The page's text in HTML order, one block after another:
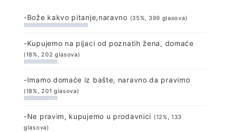
-Bože kakvo pitanje,naravno (35%, 399 glasova)
-Kupujemo na pijaci od poznatih žena, domaće
(18%, 202 glasova)
-Imamo domaće iz bašte, naravno da pravimo
(18%, 201 glasova)
-Ne pravim, kupujemo u prodavnici (12%, 133
glasova)